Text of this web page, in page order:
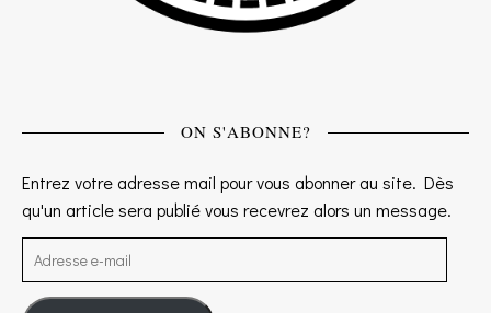
ON S'ABONNE?
Entrez votre adresse mail pour vous abonner au site. Dès
qu'un article sera publié vous recevrez alors un message.
Adresse e-mail